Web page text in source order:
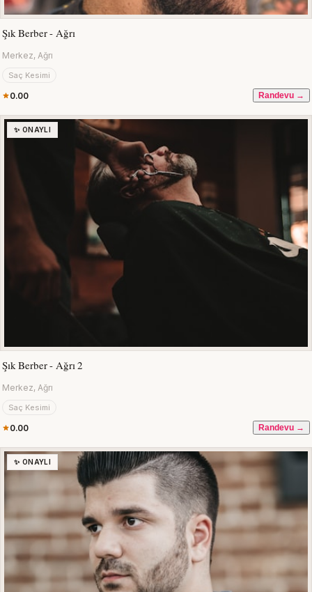
Şık Berber - Ağrı
Merkez, Ağrı
Saç Kesimi
0.00 Randevu →
✨ ONAYLI
Şık Berber - Ağrı 2
Merkez, Ağrı
Saç Kesimi
0.00 Randevu →
✨ ONAYLI